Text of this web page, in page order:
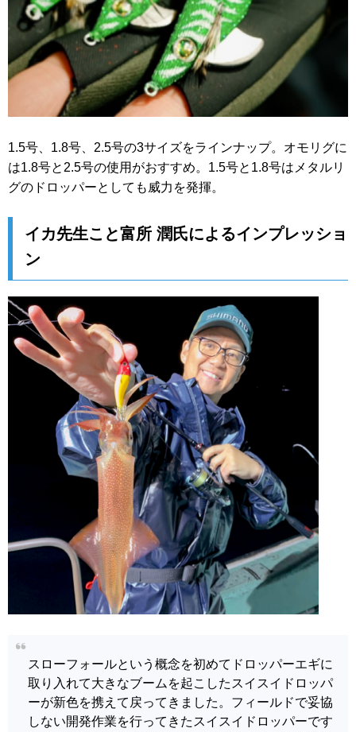
1.5号、1.8号、2.5号の3サイズをラインナップ。オモリグに
は1.8号と2.5号の使用がおすすめ。1.5号と1.8号はメタルリ
グのドロッパーとしても威力を発揮。
イカ先生こと富所 潤氏によるインプレッショ
ン
スローフォールという概念を初めてドロッパーエギに
取り入れて大きなブームを起こしたスイスイドロッパ
ーが新色を携えて戻ってきました。フィールドで妥協
しない開発作業を行ってきたスイスイドロッパーです